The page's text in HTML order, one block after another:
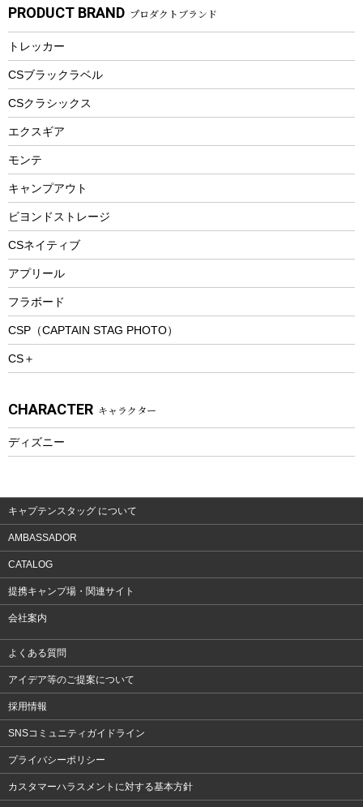
マグカップ、カップ
ステンレスボトル
フードボトル
トレー
ランチョンマット
ランチボックス
スプレー関係
ツール、他
ヘルメット
エアーポンプ
アクセサリー
自転車ウェア
パラソル
フローティングベスト
ヘルメット
エアーポンプ
ビーチテント
ウィンター
スノーシュー
防寒ウェア
トレッキング
トレッキングアクセサリー
プレイグッズ
ウェルネス
ウェア、タオル
ウェア
湯たんぽ
防災用品
PRODUCT BRAND プロダクトブランド
トレッカー
CSブラックラベル
CSクラシックス
エクスギア
モンテ
キャンプアウト
ビヨンドストレージ
CSネイティブ
アプリール
フラボード
CSP（CAPTAIN STAG PHOTO）
CS＋
CHARACTER キャラクター
ディズニー
キャプテンスタッグ について
AMBASSADOR
CATALOG
提携キャンプ場・関連サイト
会社案内
よくある質問
アイデア等のご提案について
採用情報
SNSコミュニティガイドライン
プライバシーポリシー
カスタマーハラスメントに対する基本方針